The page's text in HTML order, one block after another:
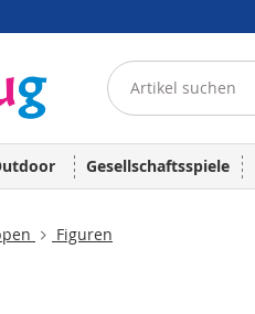
Gesellschaftsspiele
Figuren